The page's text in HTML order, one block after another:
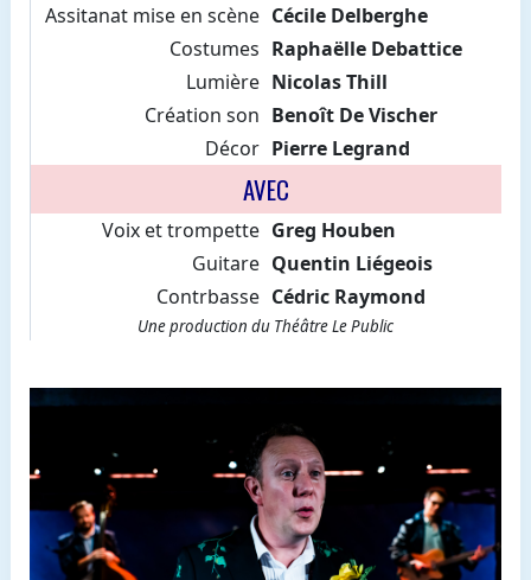
Assitanat mise en scène Cécile Delberghe
Costumes Raphaëlle Debattice
Lumière Nicolas Thill
Création son Benoît De Vischer
Décor Pierre Legrand
AVEC
Voix et trompette Greg Houben
Guitare Quentin Liégeois
Contrbasse Cédric Raymond
Une production du Théâtre Le Public